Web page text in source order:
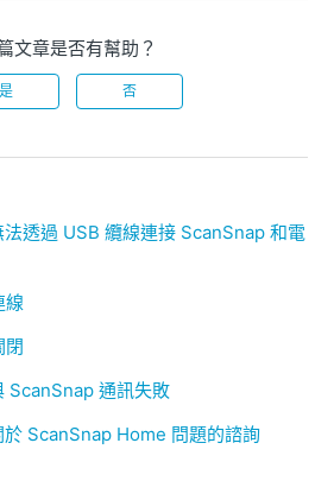
文章是否有幫助？
是 否
透過 USB 纜線連接 ScanSnap 和電
線
ScanSnap 通訊失敗
ScanSnap Home 問題的諮詢